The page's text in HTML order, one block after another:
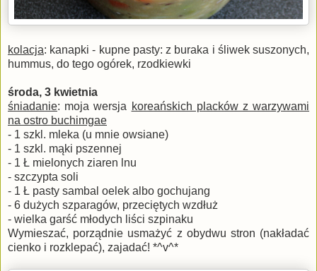
kolacja: kanapki - kupne pasty: z buraka i śliwek suszonych,
hummus, do tego ogórek, rzodkiewki
środa, 3 kwietnia
śniadanie: moja wersja koreańskich placków z warzywami
na ostro buchimgae
- 1 szkl. mleka (u mnie owsiane)
- 1 szkl. mąki pszennej
- 1 Ł mielonych ziaren lnu
- szczypta soli
- 1 Ł pasty sambal oelek albo gochujang
- 6 dużych szparagów, przeciętych wzdłuż
- wielka garść młodych liści szpinaku
Wymieszać, porządnie usmażyć z obydwu stron (nakładać
cienko i rozklepać), zajadać! *^v^*